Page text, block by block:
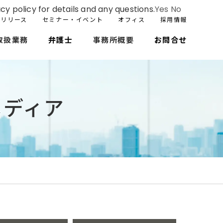
リース セミナー・イベント オフィス 採用情報
扱業務 弁護士 事務所概要 お問合せ
ィア
policy for details and any questions.Yes No